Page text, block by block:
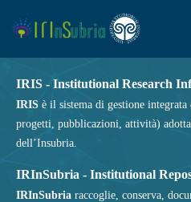
IRIS - Institutional Research
IRIS è il sistema di gestione
progetti, pubblicazioni, attività)
dell’Insubria.
IRInSubria - Institutional
IRInSubria raccoglie, conserva,